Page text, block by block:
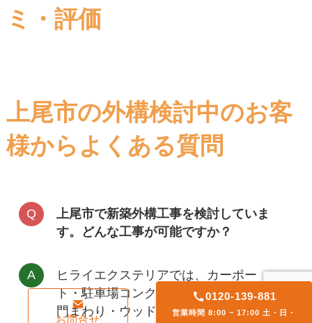
ミ・評価
上尾市の外構検討中のお客
様からよくある質問
上尾市で新築外構工事を検討していま
す。どんな工事が可能ですか？
ヒライエクステリアでは、
カーポー
ト・駐車場コンクリート・フェンス・
門まわり・ウッドデッキ・ガレージ・
お問合せ
0120-139-881
営業時間 8:00 ~ 17:00 土・日・